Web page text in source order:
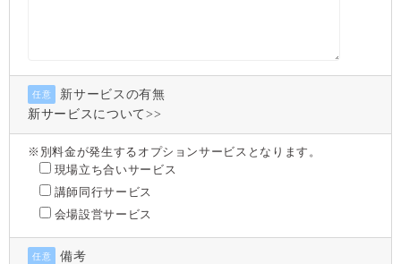
任意
新サービスの有無
新サービスについて>>
※別料金が発生するオプションサービスとなります。
現場立ち合いサービス
講師同行サービス
会場設営サービス
任意 備考